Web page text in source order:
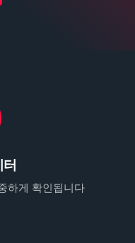
터
하게 확인됩니다